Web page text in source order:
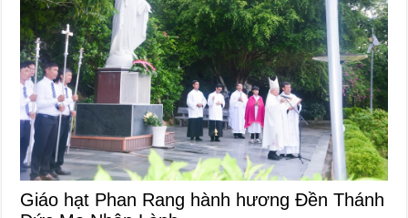
Giáo hạt Phan Rang hành hương Đền Thánh